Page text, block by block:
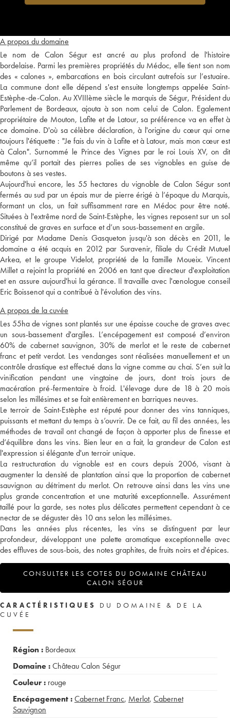
A propos du domaine
Le nom de Calon Ségur est ancré au plus profond de l'histoire
bordelaise. Parmi les premières propriétés du Médoc, elle tient son nom
des « calones », embarcations en bois circulant autrefois sur l’estuaire.
La commune dont elle dépend s'est ensuite longtemps appelée Saint-
Estèphe-de-Calon. Au XVIIIème siècle le marquis de Ségur, Président du
Parlement de Bordeaux, ajouta à son nom celui de Calon. Egalement
propriétaire de Mouton, Lafite et de Latour, sa préférence va en effet à
ce domaine. D'où sa célèbre déclaration, à l'origine du cœur qui orne
toujours l'étiquette : "Je fais du vin à Lafite et à Latour, mais mon cœur est
à Calon". Surnommé le Prince des Vignes par le roi Louis XV, on dit
même qu’il portait des pierres polies de ses vignobles en guise de
boutons à ses vestes.
Aujourd'hui encore, les 55 hectares du vignoble de Calon Ségur sont
fermés au sud par un épais mur de pierre érigé à l’époque du Marquis,
formant un clos, un fait suffisamment rare en Médoc pour être noté.
Situées à l'extrême nord de Saint-Estèphe, les vignes reposent sur un sol
constitué de graves en surface et d’un sous-bassement en argile.
Dirigé par Madame Denis Gasqueton jusqu'à son décès en 2011, le
domaine a été acquis en 2012 par Suravenir, filiale du Crédit Mutuel
Arkea, et le groupe Videlot, propriété de la famille Moueix. Vincent
Millet a rejoint la propriété en 2006 en tant que directeur d'exploitation
et en assure aujourd'hui la gérance. Il travaille avec l'œnologue conseil
Eric Boissenot qui a contribué à l'évolution des vins.
A propos de la cuvée
Les 55ha de vignes sont plantés sur une épaisse couche de graves avec
un sous-bassement d'argiles. L’encépagement est composé d’environ
60% de cabernet sauvignon, 30% de merlot et le reste de cabernet
franc et petit verdot. Les vendanges sont réalisées manuellement et un
contrôle drastique est effectué dans la vigne comme au chai. S’en suit la
vinification pendant une vingtaine de jours, dont trois jours de
macération pré-fermentaire à froid. L'élevage dure de 18 à 20 mois
selon les millésimes et se fait entièrement en barriques neuves.
Le terroir de Saint-Estèphe est réputé pour donner des vins tanniques,
puissants et mettant du temps à s’ouvrir. De ce fait, au fil des années, les
méthodes de travail ont changé de façon à apporter plus de finesse et
d’équilibre dans les vins. Bien leur en a fait, la grandeur de Calon est
l'expression si élégante d'un terroir unique.
La restructuration du vignoble est en cours depuis 2006, visant à
augmenter la densité de plantation ainsi que la proportion de cabernet
sauvignon au détriment du merlot. On retrouve ainsi dans les vins une
plus grande concentration et une maturité exceptionnelle. Assurément
taillé pour la garde, ses notes plus délicates permettent cependant à ce
nectar de se déguster dès 10 ans selon les millésimes.
Dans les années plus récentes, les vins se distinguent par leur
profondeur, développant une palette aromatique exceptionnelle avec
des effluves de sous-bois, des notes graphites, de fruits noirs et d'épices.
CONSULTER LES COTES DU DOMAINE CHÂTEAU
CALON SÉGUR
CARACTÉRISTIQUES
DU DOMAINE & DE LA
CUVÉE
Région : Bordeaux
Domaine :Château Calon Ségur
Couleur : rouge
Encépagement :Cabernet Franc, Merlot, Cabernet
Sauvignon